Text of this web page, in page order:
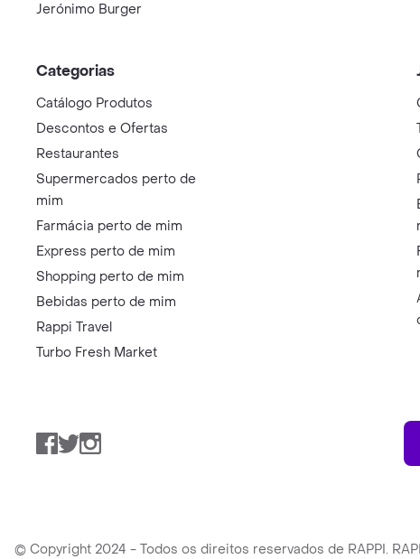
Jerónimo Burger
Categorias
Catálogo Produtos
Descontos e Ofertas
Restaurantes
Supermercados perto de
mim
Farmácia perto de mim
Express perto de mim
Shopping perto de mim
Bebidas perto de mim
Rappi Travel
Turbo Fresh Market
Facebook
TwitterInstagram
© Copyright 2024 - Todos os direitos reservados de RAPPI.